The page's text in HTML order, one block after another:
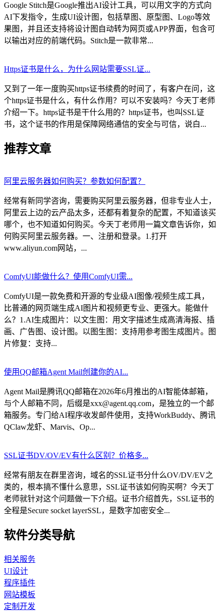
Google Stitch是Google推出AI设计工具，可以用文字的方式向
AI下发指令，生成UI设计图，包括草图、原型图、Logo等效
果图，并且还支持将设计图自动转为网页或APP界面，包含可
以输出对应的前端代码。Stitch是一款非常...
Https证书是什么，为什么网站需要SSL证...
又到了一年一度购买https证书续费的时间了，有客户在问，这
个https证书是什么，有什么作用？可以不安装吗？今天丁老师
介绍一下。https证书是干什么用的？https证书，也叫SSL证
书，这个证书的作用是保障网络通信的安全与可信，说白...
推荐文章
阿里云服务器如何购买？参数如何配置？
经常有新同学咨询，需要购买阿里云服务器，但非专业人士，
阿里云上边的云产品太多，还都有着复杂的配置，不知道该买
哪个，也不知道如何购买。今天丁老师用一篇文章告诉你，如
何购买阿里云服务器。一、注册和登录。1.打开
www.aliyun.com网站，...
ComfyUI能做什么？使用ComfyUI需...
ComfyUI是一款免费和开源的专业级AI图像/视频生成工具，
比普通的网页端生成AI图片和视频更专业、更强大。能做什
么？1.AI生成图片：以文生图：用文字描述生成高清海报、插
画、广告图、设计图。以图生图：支持用参考图生成图片。图
片修复：支持...
使用QQ邮箱Agent Mail创建你的AI...
Agent Mail是腾讯QQ邮箱在2026年6月推出的AI智能体邮箱，
与个人邮箱不同，后缀是xxx@agent.qq.com，是独立的一个邮
箱服务。专门给AI程序收发邮件使用，支持WorkBuddy、腾讯
QClaw龙虾、Marvis、Op...
SSL证书DV/OV/EV有什么区别？价格多...
经常有朋友在群里咨询，域名的SSL证书分什么OV/DV/EV之
类的，根本搞不懂什么意思，SSL证书该如何购买啊？今天丁
老师就针对这个问题做一下介绍。证书介绍首先，SSL证书的
全程是Secure socket layerSSL，是数字加密安全...
软件分类导航
相关服务
UI设计
程序插件
网站模板
定制开发